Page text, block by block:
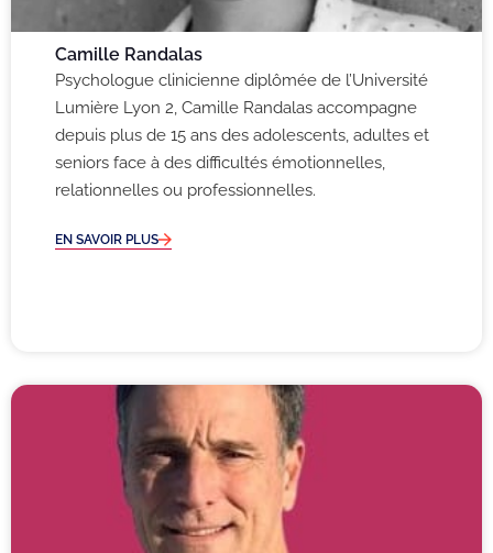
Camille Randalas
Psychologue clinicienne diplômée de l’Université
Lumière Lyon 2, Camille Randalas accompagne
depuis plus de 15 ans des adolescents, adultes et
seniors face à des difficultés émotionnelles,
relationnelles ou professionnelles.
EN SAVOIR PLUS